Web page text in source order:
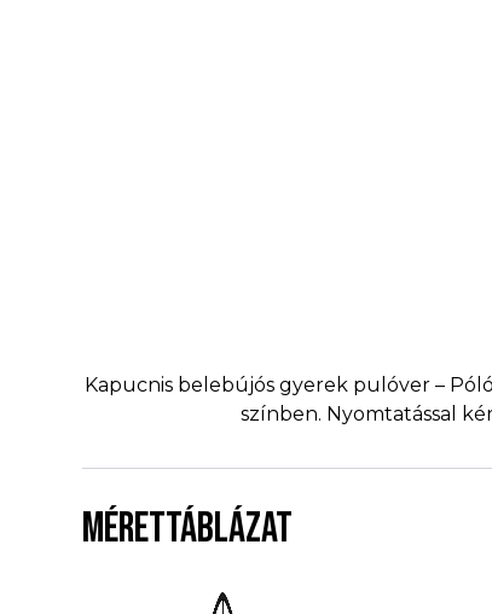
Kapucnis belebújós gyerek pulóver –
színben. Nyomtatással
MÉRETTÁBLÁZAT